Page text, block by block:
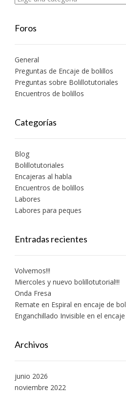
Foros
General
Preguntas de Encaje de bolillos
Preguntas sobre Bolillotutoriales
Encuentros de bolillos
Categorías
Blog
Bolillotutoriales
Encajeras al habla
Encuentros de bolillos
Labores
Labores para peques
Entradas recientes
Volvemos!!!
Miercoles y nuevo bolillotutorial!!!
Onda Fresa
Remate en Espiral en encaje de
Enganchillado Invisible en el
Archivos
junio 2026
noviembre 2022